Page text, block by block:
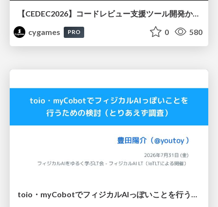
【CEDEC2026】コードレビュー支援ツール開発から学ぶ：LLMを用いた業務システムの実践的な運用設計と誤出力対策
cygames
PRO 0 580
toio・myCobotでフィジカルAIっぽいことを行うための検討（とりあえず調査） / フィジカルAI LT（IoTLTによる開催）